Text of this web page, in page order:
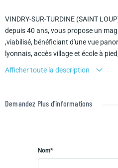
VINDRY-SUR-TURDINE (SAINT
depuis 40 ans, vous propose un
,viabilisé, bénéficiant d'une vue
lyonnais, accès village et école à
vos besoins et vos goûts.
menuiseries, carrelage, finition SDB..)
droits d'enregistrement.Photos non
Afficher toute la description
Demandez Plus d'informations
Nom*